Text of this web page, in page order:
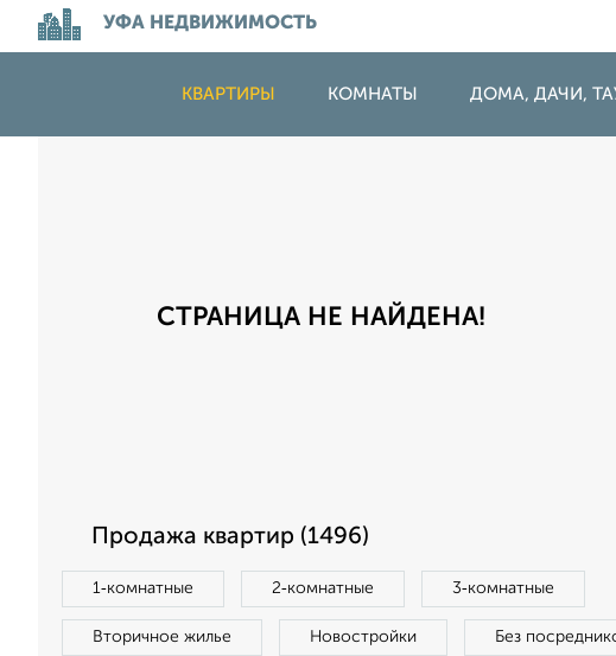
УФА НЕДВИЖИМОСТЬ
КВАРТИРЫ КОМНАТЫ ДОМА, ДАЧИ,
СТРАНИЦА НЕ НАЙДЕНА!
Продажа квартир (1496)
1‑комнатные 2‑комнатные 3‑комнатные
Вторичное жилье Новостройки Без